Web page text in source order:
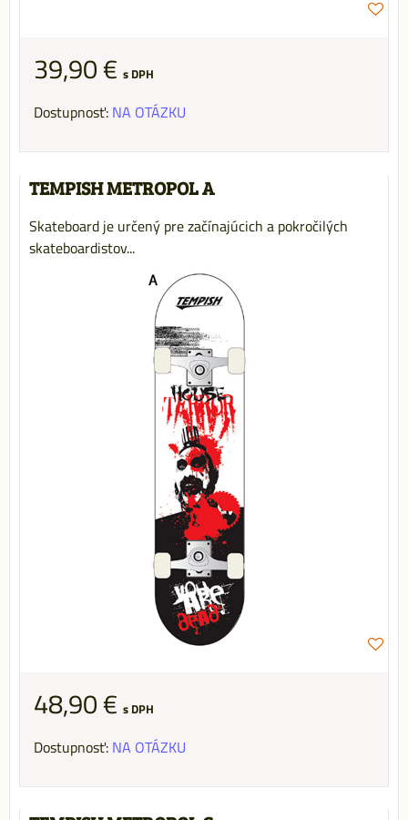
39,90 € s DPH
Dostupnosť: NA OTÁZKU
TEMPISH METROPOL A
Skateboard je určený pre začínajúcich a pokročilých
skateboardistov...
48,90 € s DPH
Dostupnosť: NA OTÁZKU